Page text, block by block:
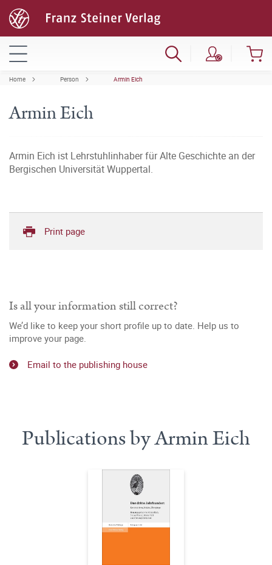
Home Person Armin Eich
Armin Eich
Armin Eich ist Lehrstuhlinhaber für Alte Geschichte an der
Bergischen Universität Wuppertal.
Print page
Is all your information still correct?
We’d like to keep your short profile up to date. Help us to
improve your page.
Email to the publishing house
Publications by Armin Eich